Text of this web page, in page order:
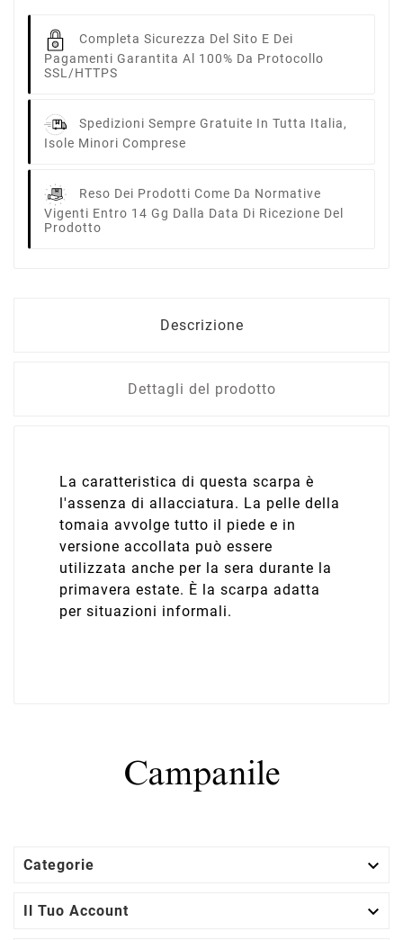
Completa Sicurezza Del Sito E Dei
Pagamenti Garantita Al 100% Da Protocollo
SSL/HTTPS
Spedizioni Sempre Gratuite In Tutta Italia,
Isole Minori Comprese
Reso Dei Prodotti Come Da Normative
Vigenti Entro 14 Gg Dalla Data Di Ricezione Del
Prodotto
Descrizione
Dettagli del prodotto
La caratteristica di questa scarpa è
l'assenza di allacciatura. La pelle della
tomaia avvolge tutto il piede e in
versione accollata può essere
utilizzata anche per la sera durante la
primavera estate. È la scarpa adatta
per situazioni informali.
Categorie 
Il Tuo Account 